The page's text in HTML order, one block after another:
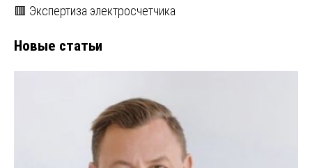
🟥 Экспертиза электросчетчика
Новые статьи